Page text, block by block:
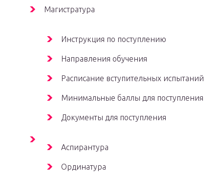
Магистратура
Инструкция по поступлению
Направления обучения
Расписание вступительных испытаний
Минимальные баллы для поступления
Документы для поступления
Аспирантура
Ординатура